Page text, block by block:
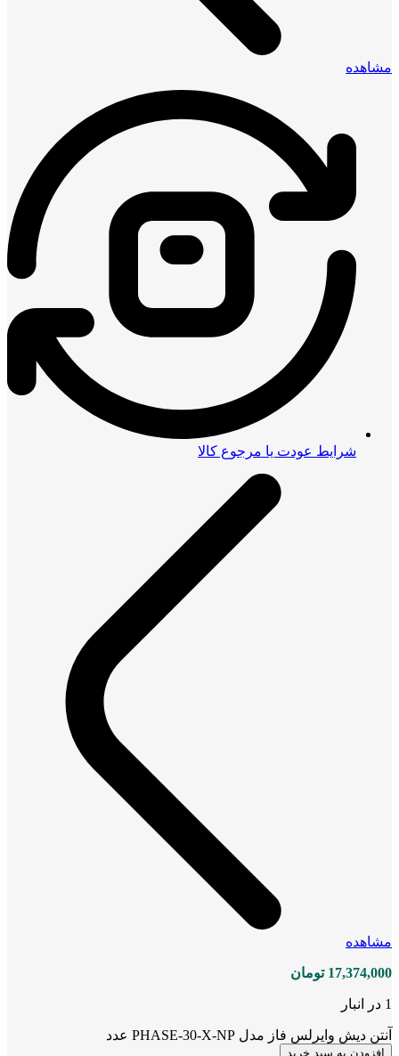
مشاهده
شرایط عودت یا مرجوع کالا
مشاهده
17,374,000 تومان
1 در انبار
آنتن دیش وایرلس فاز مدل PHASE-30-X-NP عدد
افزودن به سبد خرید